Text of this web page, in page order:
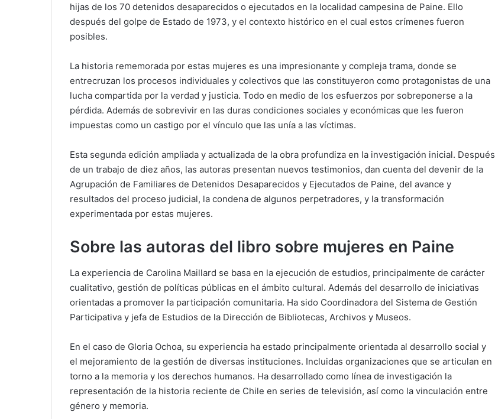
hijas de los 70 detenidos desaparecidos o ejecutados en la localidad campesina de Paine. Ello
después del golpe de Estado de 1973, y el contexto histórico en el cual estos crímenes fueron
posibles.
La historia rememorada por estas mujeres es una impresionante y compleja trama, donde se
entrecruzan los procesos individuales y colectivos que las constituyeron como protagonistas de una
lucha compartida por la verdad y justicia. Todo en medio de los esfuerzos por sobreponerse a la
pérdida. Además de sobrevivir en las duras condiciones sociales y económicas que les fueron
impuestas como un castigo por el vínculo que las unía a las víctimas.
Esta segunda edición ampliada y actualizada de la obra profundiza en la investigación inicial. Después
de un trabajo de diez años, las autoras presentan nuevos testimonios, dan cuenta del devenir de la
Agrupación de Familiares de Detenidos Desaparecidos y Ejecutados de Paine, del avance y
resultados del proceso judicial, la condena de algunos perpetradores, y la transformación
experimentada por estas mujeres.
Sobre las autoras del libro sobre mujeres en Paine
La experiencia de Carolina Maillard se basa en la ejecución de estudios, principalmente de carácter
cualitativo, gestión de políticas públicas en el ámbito cultural. Además del desarrollo de iniciativas
orientadas a promover la participación comunitaria. Ha sido Coordinadora del Sistema de Gestión
Participativa y jefa de Estudios de la Dirección de Bibliotecas, Archivos y Museos.
En el caso de Gloria Ochoa, su experiencia ha estado principalmente orientada al desarrollo social y
el mejoramiento de la gestión de diversas instituciones. Incluidas organizaciones que se articulan en
torno a la memoria y los derechos humanos. Ha desarrollado como línea de investigación la
representación de la historia reciente de Chile en series de televisión, así como la vinculación entre
género y memoria.